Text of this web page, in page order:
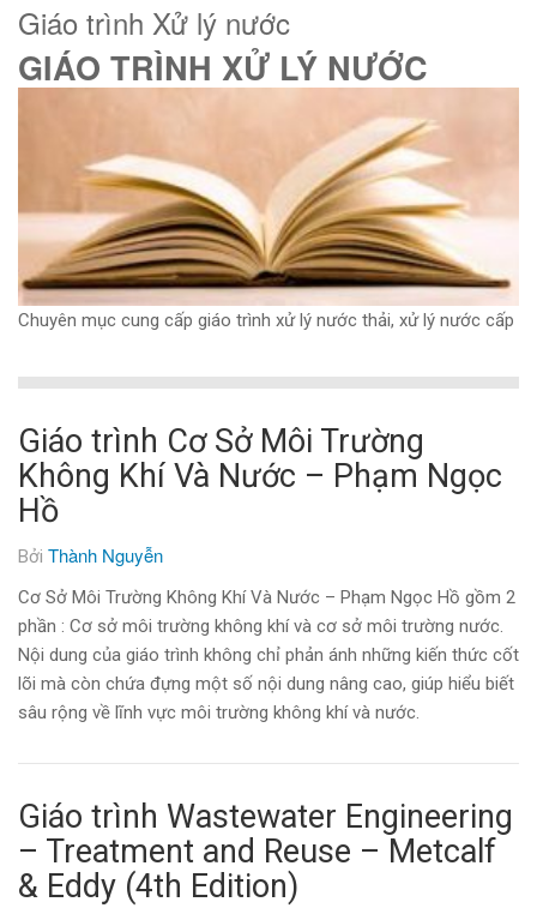
Giáo trình Xử lý nước
GIÁO TRÌNH XỬ LÝ NƯỚC
Chuyên mục cung cấp giáo trình xử lý nước thải, xử lý nước cấp
Giáo trình Cơ Sở Môi Trường
Không Khí Và Nước – Phạm Ngọc
Hồ
Bởi Thành Nguyễn
Cơ Sở Môi Trường Không Khí Và Nước – Phạm Ngọc Hồ gồm 2
phần : Cơ sở môi trường không khí và cơ sở môi trường nước.
Nội dung của giáo trình không chỉ phản ánh những kiến thức cốt
lõi mà còn chứa đựng một số nội dung nâng cao, giúp hiểu biết
sâu rộng về lĩnh vực môi trường không khí và nước.
Giáo trình Wastewater Engineering
– Treatment and Reuse – Metcalf
& Eddy (4th Edition)